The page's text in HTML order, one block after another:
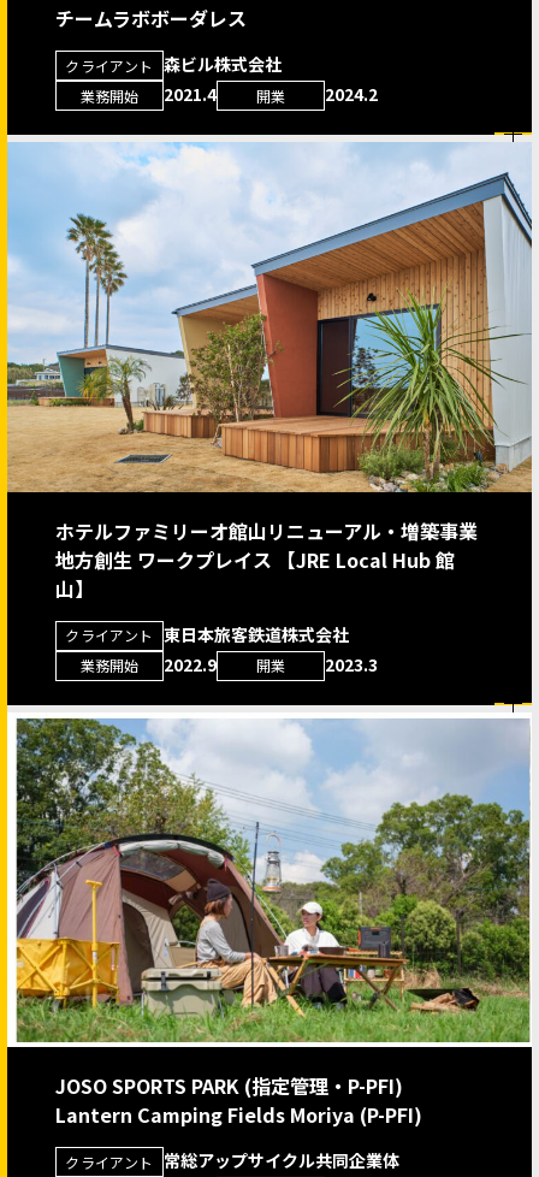
チームラボボーダレス
クライアント 森ビル株式会社
業務開始 2021.4 開業 2024.2
ホテルファミリーオ館山リニューアル・増築事業
地方創生 ワークプレイス 【JRE Local Hub 館
山】
クライアント 東日本旅客鉄道株式会社
業務開始 2022.9 開業 2023.3
JOSO SPORTS PARK (指定管理・P-PFI)
Lantern Camping Fields Moriya (P-PFI)
クライアント 常総アップサイクル共同企業体